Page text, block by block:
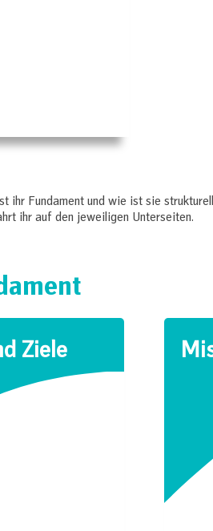
ihr Fundament und wie ist sie
ihr auf den jeweiligen Unterseiten.
Ziele